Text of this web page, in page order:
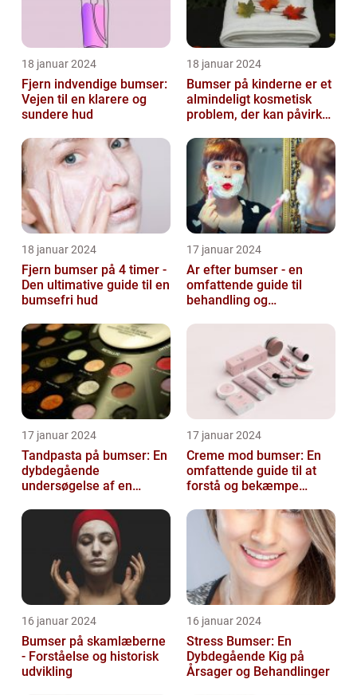
18 januar 2024
Fjern indvendige bumser:
Vejen til en klarere og
sundere hud
18 januar 2024
Bumser på kinderne er et
almindeligt kosmetisk
problem, der kan påvirke
18 januar 2024
Fjern bumser på 4 timer -
Den ultimative guide til en
bumsefri hud
17 januar 2024
Ar efter bumser - en
omfattende guide til
behandling og
17 januar 2024
Tandpasta på bumser: En
dybdegående
undersøgelse af en
skønhedsanbefaling
17 januar 2024
Creme mod bumser: En
omfattende guide til at
forstå og bekæmpe
16 januar 2024
Bumser på skamlæberne
- Forståelse og historisk
udvikling
16 januar 2024
Stress Bumser: En
Dybdegående Kig på
Årsager og Behandlinger